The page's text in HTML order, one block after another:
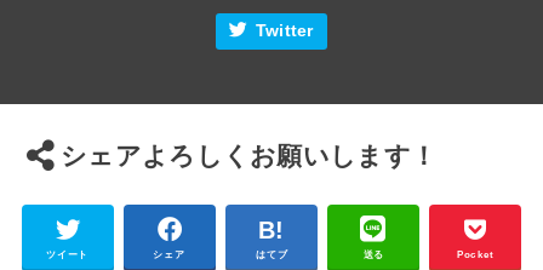
Twitter
シェアよろしくお願いします！
ツイート シェア はてブ 送る Pocket